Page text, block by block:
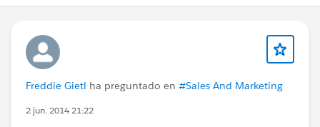
Freddie Gietl ha preguntado en #Sales And Marketing
2 jun. 2014 21:22